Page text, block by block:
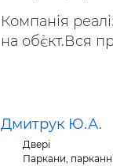
Компанія
на об`єкт.Вся
Дмитрук Ю.А.
Двері
Паркани,